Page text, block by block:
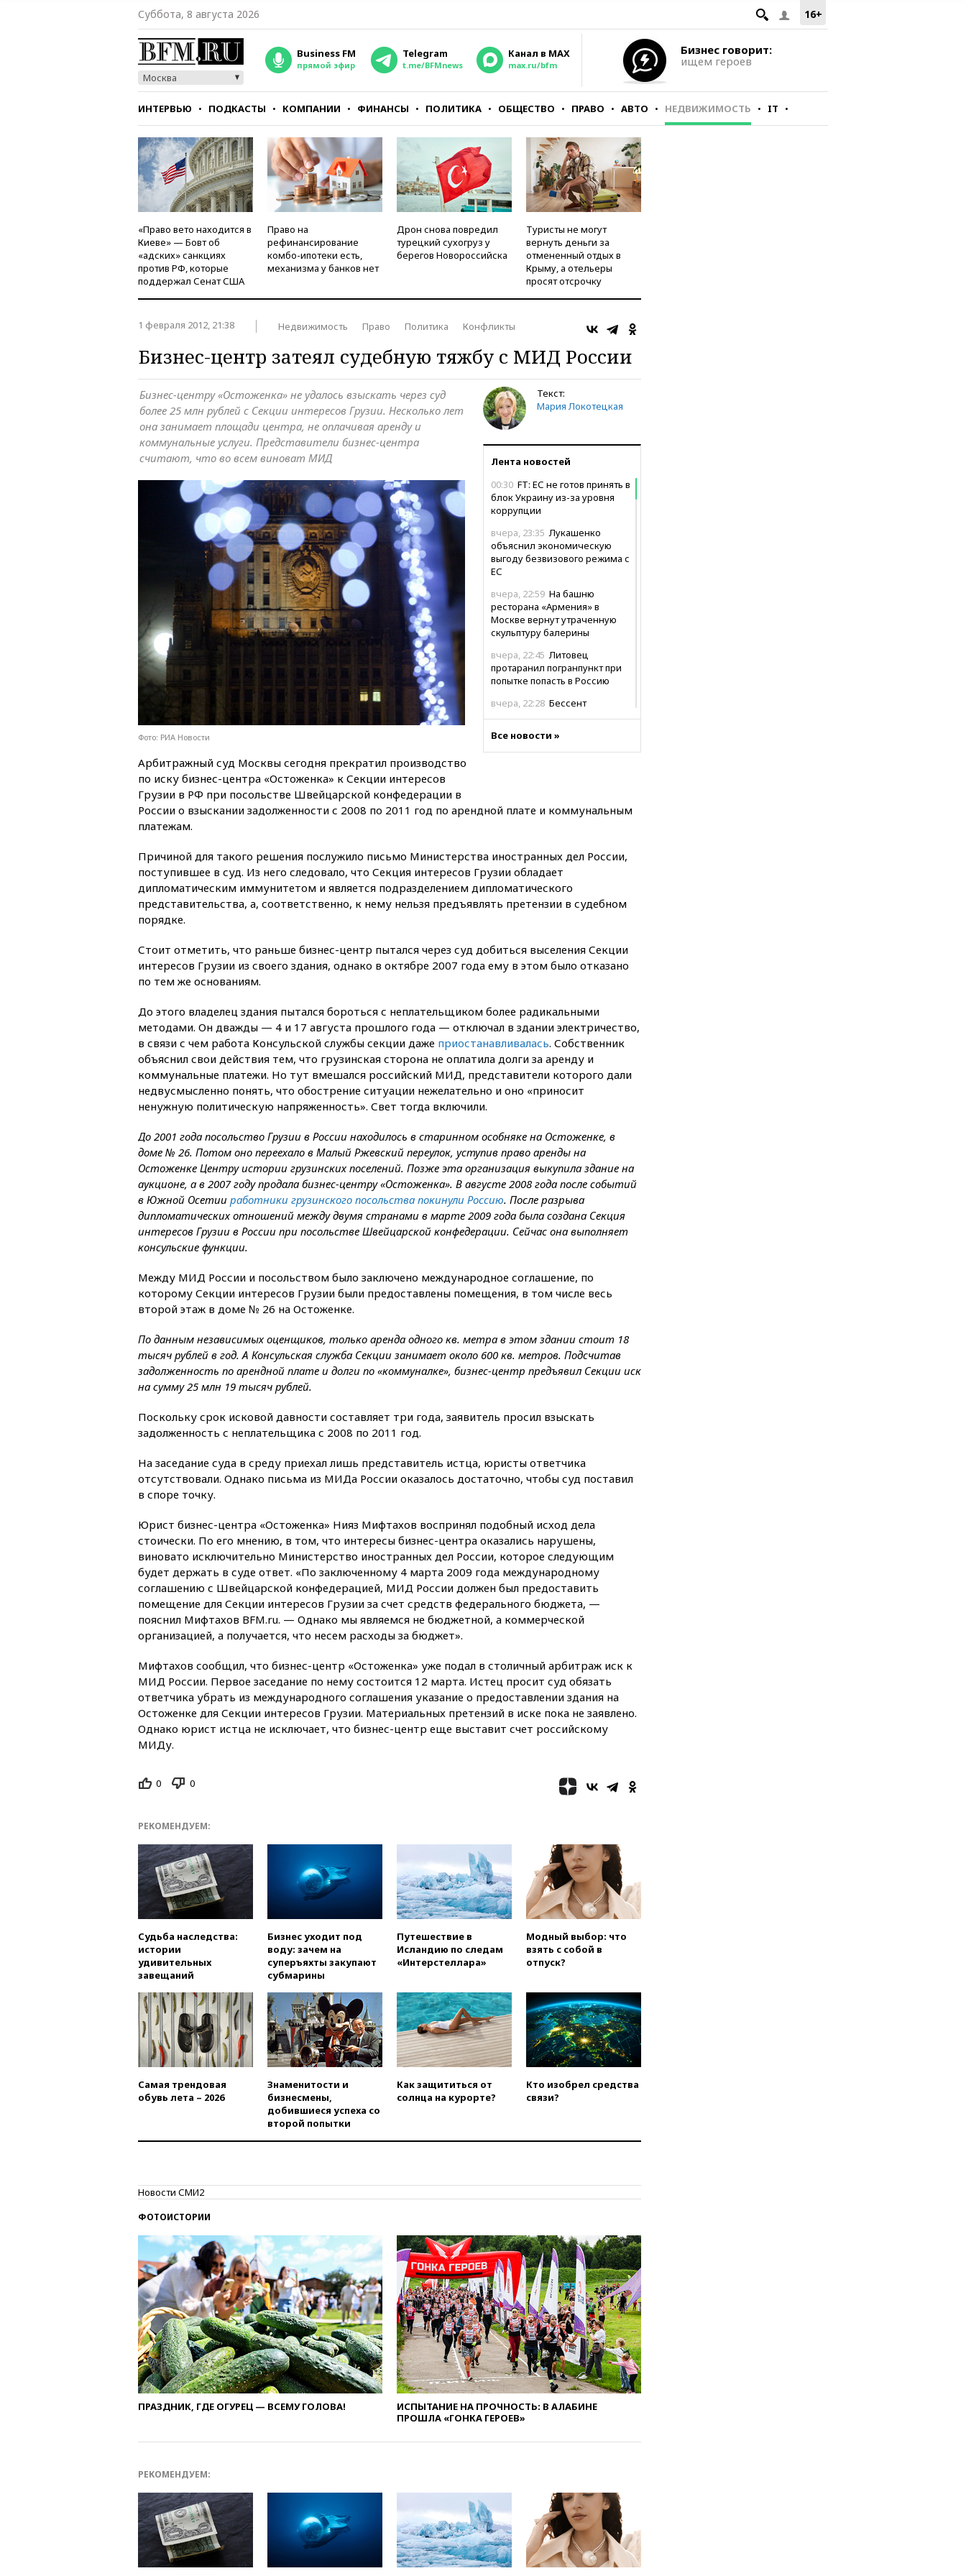
16+
Суббота, 8 августа 2026
Москва
Business FM
прямой эфир
Telegram
t.me/BFMnews
Канал в MAX
max.ru/bfm
Бизнес говорит:
ищем героев
ИНТЕРВЬЮ ПОДКАСТЫ КОМПАНИИ ФИНАНСЫ ПОЛИТИКА ОБЩЕСТВО ПРАВО АВТО НЕДВИЖИМОСТЬ IT
СТИЛЬ ТЕСТЫ
«Право вето находится в
Киеве» — Бовт об
«адских» санкциях
против РФ, которые
поддержал Сенат США
Право на
рефинансирование
комбо-ипотеки есть,
механизма у банков нет
Дрон снова повредил
турецкий сухогруз у
берегов Новороссийска
Туристы не могут
вернуть деньги за
отмененный отдых в
Крыму, а отельеры
просят отсрочку
1 февраля 2012, 21:38 Недвижимость Право Политика Конфликты
Бизнес-центр затеял судебную тяжбу с МИД России
Текст:
Мария Локотецкая
Лента новостей
00:30 FT: ЕС не готов принять в
блок Украину из-за уровня
коррупции
вчера, 23:35 Лукашенко
объяснил экономическую
выгоду безвизового режима с
ЕС
вчера, 22:59 На башню
ресторана «Армения» в
Москве вернут утраченную
скульптуру балерины
вчера, 22:45 Литовец
протаранил погранпункт при
попытке попасть в Россию
вчера, 22:28 Бессент
огня США и Ирана
вчера, 22:00 Путин поручил
вчера, 21:56The Atlantic: Маск
отказал Украине в
использовании Starlink для
атак вглубь РФ
складе в Брянске возбудили
уголовное дело
официальный отказ в визах от
Хорватии
вчера, 21:15Пентагон
опубликовал 16 новых видео с
вчера, 21:00На границе
вчера, 20:53 Швыдкой:
«Интервидение» точно
пройдет в 2026 году
вчера, 20:45ПВО за день
сбила еще 75 украинских
беспилотников над Россией
вчера, 20:35 Велосипедист
вчера, 20:30Лидию Невзорову
заочно арестовали по делу о
вчера, 20:20 Суд США
постановил остановить
строительство бального зала в
одобрил ужесточение
вчера, 20:00СК возбудил дело
против журналистки Катерины
вчера, 19:45ISU предоставил
нейтральный статус
фигуристкам Валиевой и
Трусовой
вчера, 19:35Зеленский
впервые совершил
официальный визит в Сербию
Альпах
вчера, 19:00 Открытое
горение на складе в Брянске
ликвидировано
вчера, 18:55Минобороны
Школьники из РФ
Два человека
погибли в результате удара
ВСУ по многоэтажке в Керчи
вчера, 18:25
Беспилотник
атаковал турецкий сухогруз у
побережья Новороссийска
вчера, 18:18Товарооборот
Китая и России вырос в этом
вчера, 17:55Мужчина получил
ранения при атаке дрона на
Белгородскую область
вчера, 17:48 Bloomberg:
авиакомпании США обязали
наличие трещин
киберкомандование США
расследует серию
ограничения на полеты в
аэропорту Геленджика
вчера, 16:50В Братиславе
загорелся крупнейший НПЗ
Slovnaft
вчера, 16:45«Яблоко» подаст
иск к депутату Госдумы
Алексею Журавлеву
вчера, 16:35Мельникова и
еще шесть гимнастов сборной
России не получили визы на
ЧЕ
Создатели
пирамиды АФК «Наследие»
получили от шести до 12 лет
колонии
вчера, 15:45Верховный суд 10
Все новости »
Бизнес-центру «Остоженка» не удалось взыскать через суд
более 25 млн рублей с Секции интересов Грузии. Несколько лет
она занимает площади центра, не оплачивая аренду и
коммунальные услуги. Представители бизнес-центра
считают, что во всем виноват МИД
Фото: РИА Новости
Арбитражный суд Москвы сегодня прекратил производство
по иску бизнес-центра «Остоженка» к Секции интересов
Грузии в РФ при посольстве Швейцарской конфедерации в
России о взыскании задолженности с 2008 по 2011 год по арендной плате и коммунальным
платежам.
Причиной для такого решения послужило письмо Министерства иностранных дел России,
поступившее в суд. Из него следовало, что Секция интересов Грузии обладает
дипломатическим иммунитетом и является подразделением дипломатического
представительства, а, соответственно, к нему нельзя предъявлять претензии в судебном
порядке.
Стоит отметить, что раньше бизнес-центр пытался через суд добиться выселения Секции
интересов Грузии из своего здания, однако в октябре 2007 года ему в этом было отказано
по тем же основаниям.
До этого владелец здания пытался бороться с неплательщиком более радикальными
методами. Он дважды — 4 и 17 августа прошлого года — отключал в здании электричество,
в связи с чем работа Консульской службы секции даже приостанавливалась. Собственник
объяснил свои действия тем, что грузинская сторона не оплатила долги за аренду и
коммунальные платежи. Но тут вмешался российский МИД, представители которого дали
недвусмысленно понять, что обострение ситуации нежелательно и оно «приносит
ненужную политическую напряженность». Свет тогда включили.
До 2001 года посольство Грузии в России находилось в старинном особняке на Остоженке, в
доме № 26. Потом оно переехало в Малый Ржевский переулок, уступив право аренды на
Остоженке Центру истории грузинских поселений. Позже эта организация выкупила здание на
аукционе, а в 2007 году продала бизнес-центру «Остоженка». В августе 2008 года после событий
в Южной Осетии работники грузинского посольства покинули Россию. После разрыва
дипломатических отношений между двумя странами в марте 2009 года была создана Секция
интересов Грузии в России при посольстве Швейцарской конфедерации. Сейчас она выполняет
консульские функции.
Между МИД России и посольством было заключено международное соглашение, по
которому Секции интересов Грузии были предоставлены помещения, в том числе весь
второй этаж в доме № 26 на Остоженке.
По данным независимых оценщиков, только аренда одного кв. метра в этом здании стоит 18
тысяч рублей в год. А Консульская служба Секции занимает около 600 кв. метров. Подсчитав
задолженность по арендной плате и долги по «коммуналке», бизнес-центр предъявил Секции иск
на сумму 25 млн 19 тысяч рублей.
Поскольку срок исковой давности составляет три года, заявитель просил взыскать
задолженность с неплательщика с 2008 по 2011 год.
На заседание суда в среду приехал лишь представитель истца, юристы ответчика
отсутствовали. Однако письма из МИДа России оказалось достаточно, чтобы суд поставил
в споре точку.
Юрист бизнес-центра «Остоженка» Нияз Мифтахов воспринял подобный исход дела
стоически. По его мнению, в том, что интересы бизнес-центра оказались нарушены,
виновато исключительно Министерство иностранных дел России, которое следующим
будет держать в суде ответ. «По заключенному 4 марта 2009 года международному
соглашению с Швейцарской конфедерацией, МИД России должен был предоставить
помещение для Секции интересов Грузии за счет средств федерального бюджета, —
пояснил Мифтахов BFM.ru. — Однако мы являемся не бюджетной, а коммерческой
организацией, а получается, что несем расходы за бюджет».
Мифтахов сообщил, что бизнес-центр «Остоженка» уже подал в столичный арбитраж иск к
МИД России. Первое заседание по нему состоится 12 марта. Истец просит суд обязать
ответчика убрать из международного соглашения указание о предоставлении здания на
Остоженке для Секции интересов Грузии. Материальных претензий в иске пока не заявлено.
Однако юрист истца не исключает, что бизнес-центр еще выставит счет российскому
МИДу.
0 0
РЕКОМЕНДУЕМ:
Судьба наследства:
истории
удивительных
завещаний
Бизнес уходит под
воду: зачем на
суперъяхты закупают
субмарины
Путешествие в
Исландию по следам
«Интерстеллара»
Модный выбор: что
взять с собой в
отпуск?
Самая трендовая
обувь лета – 2026
Знаменитости и
бизнесмены,
добившиеся успеха со
второй попытки
Как защититься от
солнца на курорте?
Кто изобрел средства
связи?
Новости СМИ2
ФОТОИСТОРИИ
ПРАЗДНИК, ГДЕ ОГУРЕЦ — ВСЕМУ ГОЛОВА!
ИСПЫТАНИЕ НА ПРОЧНОСТЬ: В АЛАБИНЕ
ПРОШЛА «ГОНКА ГЕРОЕВ»
РЕКОМЕНДУЕМ: